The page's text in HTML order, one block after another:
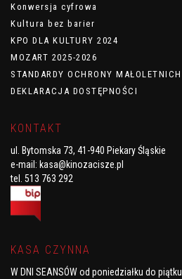
Konwersja cyfrowa
Kultura bez barier
KPO DLA KULTURY 2024
MOZART 2025-2026
STANDARDY OCHRONY MAŁOLETNICH
DEKLARACJA DOSTĘPNOŚCI
KONTAKT
ul. Bytomska 73, 41-940 Piekary Śląskie
e-mail: kasa@kinozacisze.pl
tel. 513 763 292
KASA CZYNNA
W DNI SEANSÓW od poniedziałku do piątku